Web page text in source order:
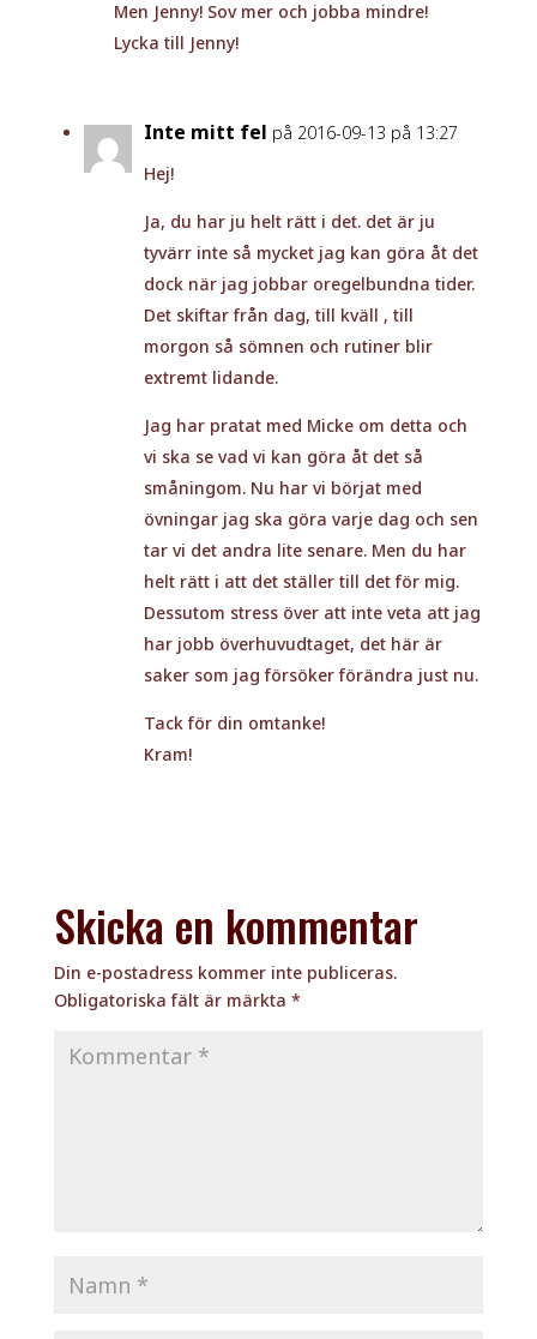
Men Jenny! Sov mer och jobba mindre!
Lycka till Jenny!
Inte mitt fel på 2016-09-13 på 13:27
Hej!
Ja, du har ju helt rätt i det. det är ju
tyvärr inte så mycket jag kan göra åt det
dock när jag jobbar oregelbundna tider.
Det skiftar från dag, till kväll , till
morgon så sömnen och rutiner blir
extremt lidande.
Jag har pratat med Micke om detta och
vi ska se vad vi kan göra åt det så
småningom. Nu har vi börjat med
övningar jag ska göra varje dag och sen
tar vi det andra lite senare. Men du har
helt rätt i att det ställer till det för mig.
Dessutom stress över att inte veta att jag
har jobb överhuvudtaget, det här är
saker som jag försöker förändra just nu.
Tack för din omtanke!
Kram!
Skicka en kommentar
Din e-postadress kommer inte publiceras.
Obligatoriska fält är märkta *